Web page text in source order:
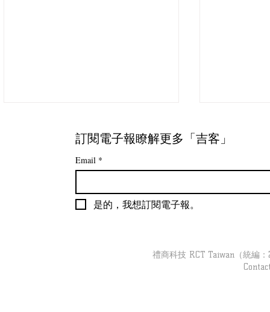
訂閱電子報瞭解更多「吉客」
Email *
是的，我想訂閱電子報。
禮商科技 RCT Taiwan（統編